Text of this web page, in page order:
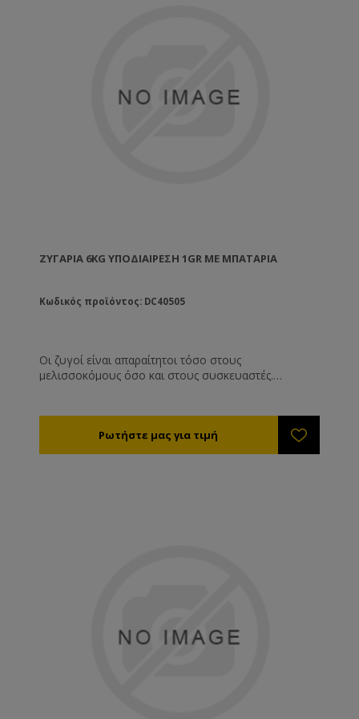
ΖΥΓΑΡΙΆ 6KG ΥΠΟΔΙΑΊΡΕΣΗ 1GR ΜΕ ΜΠΑΤΑΡΊΑ
Κωδικός προϊόντος: DC40505
Οι ζυγοί είναι απαραίτητοι τόσο στους
μελισσοκόμους όσο και στους συσκευαστές.